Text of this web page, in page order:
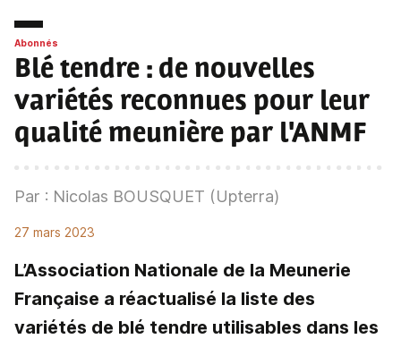
Abonnés
Blé tendre : de nouvelles
variétés reconnues pour leur
qualité meunière par l'ANMF
Par : Nicolas BOUSQUET (Upterra)
27 mars 2023
L’Association Nationale de la Meunerie
Française a réactualisé la liste des
variétés de blé tendre utilisables dans les